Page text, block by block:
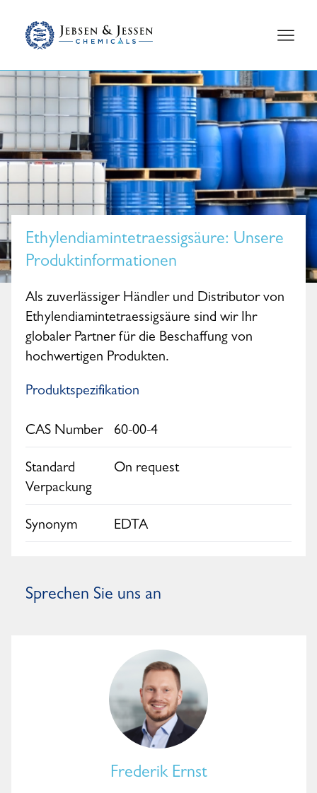
Ethylendiamintetraessigsäure: Unsere
Produktinformationen
Als zuverlässiger Händler und Distributor von
Ethylendiamintetraessigsäure sind wir Ihr
globaler Partner für die Beschaffung von
hochwertigen Produkten.
Produktspezifikation
CAS Number 60-00-4
Standard
Verpackung
On request
Synonym EDTA
Sprechen Sie uns an
Frederik Ernst